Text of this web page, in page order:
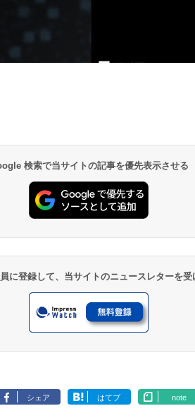
検索で当サイトの記事を優先表示させる
に登録して、当サイトのニュースレターを受
シェア はてブ note